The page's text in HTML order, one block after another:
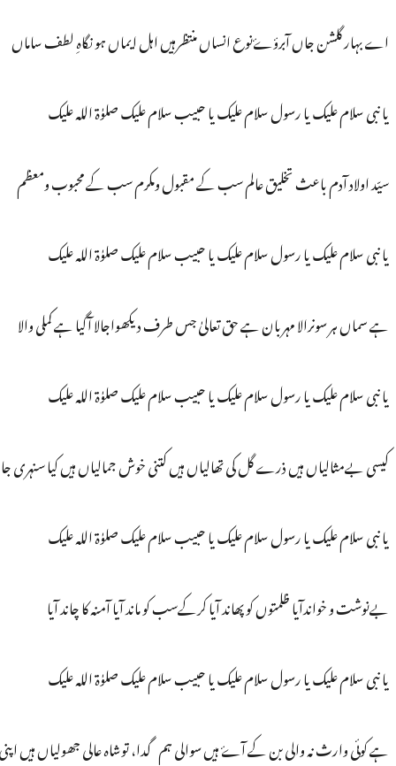
اے بہار گلشن جاں آبرؤۓنوع انساں منتظرہیں اہل ایماں ہو نگاہِ لطف ساماں
یا نبی سلام علیک یا رسول سلام علیک یا حبیب سلام علیک صلوٰۃ اللہ علیک
سیّد اولاد آدم باعث تخلیق عالم سب کے مقبول ومکرم سب کے محبوب ومعظم
یا نبی سلام علیک یا رسول سلام علیک یا حبیب سلام علیک صلوٰۃ اللہ علیک
ہے سماں ہر سونرالا مہربان ہے حق تعالیٰ جس طرف دیکھواجالا آگیا ہے کملی والا
یا نبی سلام علیک یا رسول سلام علیک یا حبیب سلام علیک صلوٰۃ اللہ علیک
کیسی بےمثالیاں ہیں ذرے گل کی تھالیاں ہیں کتنی خوش جمالیاں ہیں کیا سنہری
یا نبی سلام علیک یا رسول سلام علیک یا حبیب سلام علیک صلوٰۃ اللہ علیک
بےنوشت و خواندآیا ظلمتوں کو پھاند آیا کرکےسب کو ماند آیا آمنہ کا چاند آیا
یا نبی سلام علیک یا رسول سلام علیک یا حبیب سلام علیک صلوٰۃ اللہ علیک
ہے کوئی وارث نہ والی بن کے آۓ ہیں سوالی ہم گدا، توشاہ عالی جھولیاں ہیں